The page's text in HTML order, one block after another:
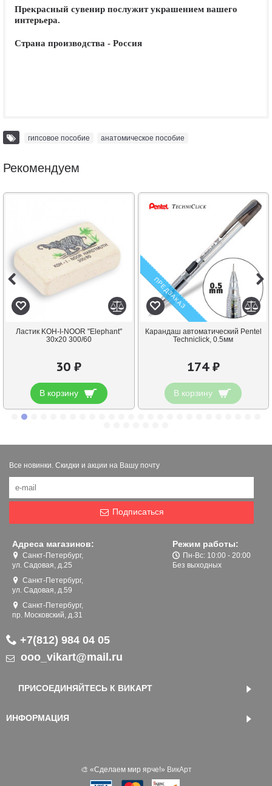
Прекрасный сувенир послужит украшением вашего
интерьера.
Страна производства - Россия
гипсовое пособие анатомическое пособие
Рекомендуем
Ластик KOH-I-NOOR "Elephant"
30х20 300/60
30 ₽
В корзину
ПРЕДЗАКАЗ
Карандаш автоматический Pentel
Techniclick, 0.5мм
174 ₽
В корзину
Все новинки. Скидки и акции на Вашу почту
Подписаться
Адреса магазинов:
Санкт-Петербург,
ул. Садовая, д.25
Санкт-Петербург,
ул. Садовая, д.59
Санкт-Петербург,
пр. Московский, д.31
Режим работы:
Пн-Вс: 10:00 - 20:00
Без выходных
+7(812) 984 04 05
ooo_vikart@mail.ru
ПРИСОЕДИНЯЙТЕСЬ К ВИКАРТ
ИНФОРМАЦИЯ
🎨 «‎Сделаем мир ярче!» ВикАрт